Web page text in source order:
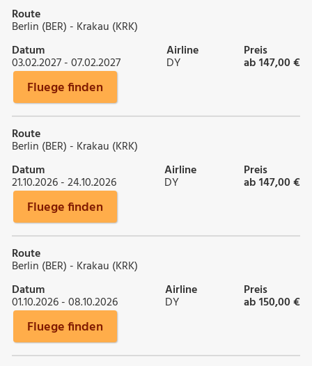
Route
Berlin (BER) - Krakau (KRK)
Datum
03.02.2027 - 07.02.2027
Airline
DY
Preis
ab 147,00 €
Fluege finden
Route
Berlin (BER) - Krakau (KRK)
Datum
21.10.2026 - 24.10.2026
Airline
DY
Preis
ab 147,00 €
Fluege finden
Route
Berlin (BER) - Krakau (KRK)
Datum
01.10.2026 - 08.10.2026
Airline
DY
Preis
ab 150,00 €
Fluege finden